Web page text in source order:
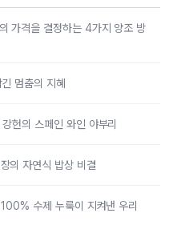
가격을 결정하는 4가지 양조 방
멈춤의 지혜
헌의 스페인 와인 야부리
의 자연식 밥상 비결
수제 누룩이 지켜낸 우리